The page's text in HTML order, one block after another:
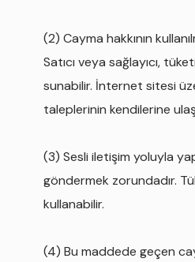
(2) Cayma hakkının
Satıcı veya sağlayıcı,
sunabilir. İnternet sitesi
taleplerinin kendilerine
(3) Sesli iletişim yoluyla
göndermek zorundadır.
kullanabilir.
(4) Bu maddede geçen